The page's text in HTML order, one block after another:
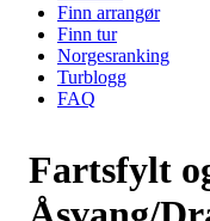
Finn arrangør
Finn tur
Norgesranking
Turblogg
FAQ
Fartsfylt